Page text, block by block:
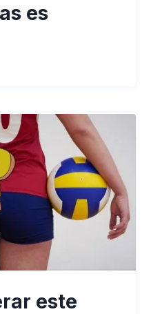
es
este